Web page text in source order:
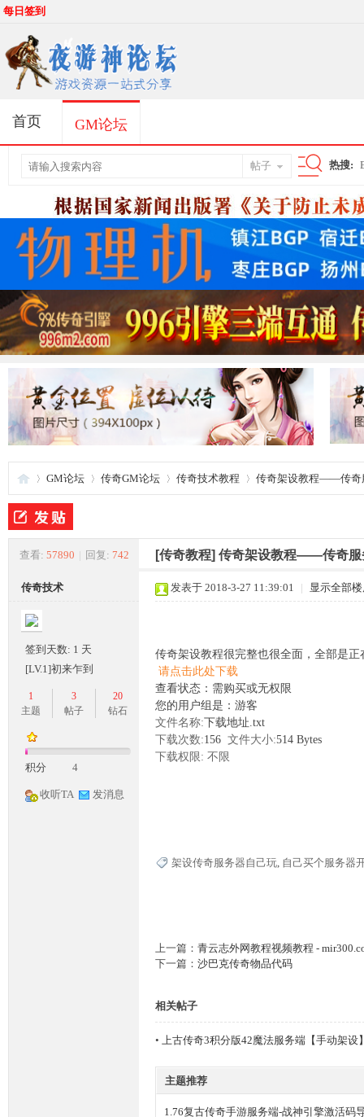
每日签到
首页 GM论坛
帖子
索
热搜:
夜
游
»
GM论坛
›
传奇GM论坛
›
传奇技术教程
›
传奇架设教程——传奇
查看: 57890 | 回复: 742 [传奇教程] 传奇架设教程——传奇服
传奇技术
签到天数: 1 天
[LV.1]初来乍到
1
主题
3
帖子
20
钻石
积分 4
收听TA 发消息
发表于 2018-3-27 11:39:01 | 显示全部
传奇架设教程很完整也很全面，全部是
请点击此处下载
查看状态：需购买或无权限
您的用户组是：游客
文件名称:下载地址.txt
下载次数:156 文件大小:514 Bytes
下载权限: 不限
架设传奇服务器自己玩, 自己买个服务器
上一篇： 青云志外网教程视频教程 -
下一篇： 沙巴克传奇物品代码
相关帖子
• 上古传奇3积分版42魔法服务端【手动架设
主题推荐
1.76复古传奇手游服务端-战神引擎激活码